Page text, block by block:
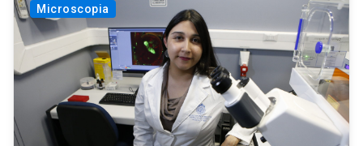
Microscopia